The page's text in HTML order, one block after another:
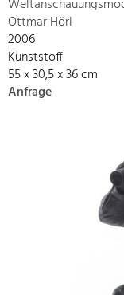
Ottmar Hörl
2006
Kunststoff
55 x 30,5 x 36 cm
Anfrage